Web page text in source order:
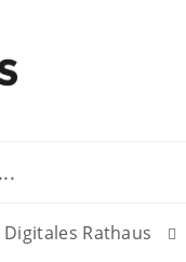
Digitales Rathaus